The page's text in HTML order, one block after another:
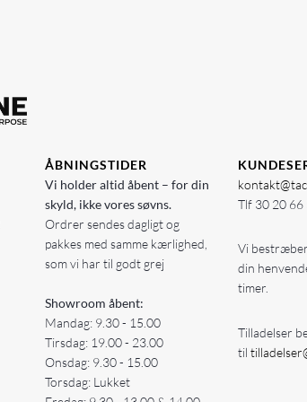
ÅBNINGSTIDER
Vi holder altid åbent – for din
skyld, ikke vores søvns.
Ordrer sendes dagligt og
pakkes med samme kærlighed,
som vi har til godt grej
Showroom åbent:
Mandag: 9.30 - 15.00
Tirsdag: 19.00 - 23.00
Onsdag: 9.30 - 15.00
Torsdag: Lukket
Tlf 30 20 66
Vi
din
timer.
Tilladelser
til